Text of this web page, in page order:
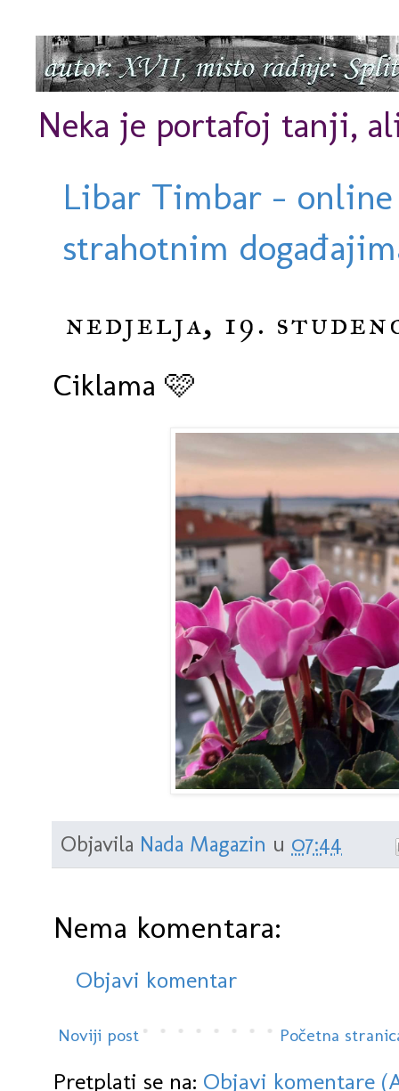
Neka je portafoj tanji,
Libar Timbar -
strahotnim
nedjelja, 19.
Ciklama 🩷
Objavila Nada Magazin u 07:44
Nema komentara:
Objavi komentar
Noviji post Početna
Pretplati se na: Objavi komentare